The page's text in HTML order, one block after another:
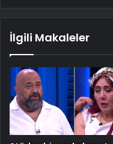
İlgili Makaleler